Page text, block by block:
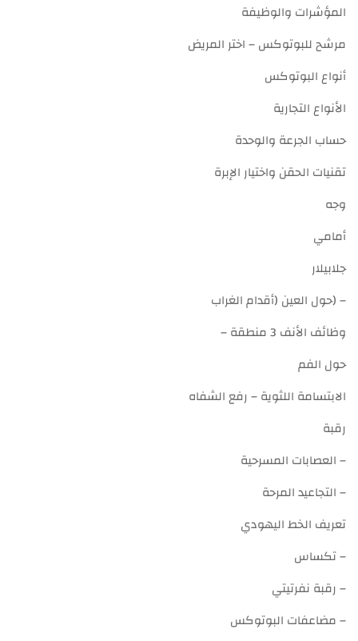
المؤشرات والوظيفة
مرشح للبوتوكس – اختر المريض
أنواع البوتوكس
الأنواع التجارية
حساب الجرعة والوحدة
تقنيات الحقن واختيار الإبرة
وجه
أمامي
جلابيلار
– (حول العين (أقدام الغراب
وظائف الأنف 3 منطقة –
حول الفم
الابتسامة اللثوية – رفع الشفاه
رقبة
– العصابات المسرحية
– التجاعيد المرحة
تعريف الخط اليهودي
– تكساس
– رقبة نفرتيتي
– مضاعفات البوتوكس